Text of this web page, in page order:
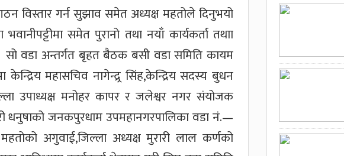
विस्तार गर्न सुझाव समेत अध्यक्ष महतोले दिनुभयो
समेत पुरानो तथा नयाँ कार्यकर्ता तथाा
वडा अन्तर्गत बृहत बैठक बसी वडा समिति कायम
महासचिव नागेन्द्र्र सिंह,केन्द्रिय सदस्य बुधन
उपाध्यक्ष मनोहर कापर र जलेश्वर नगर संयोजक
धनुषाको जनकपुरधाम उपमहानगरपालिका वडा नं.—
महतोको अगुवाई,जिल्ला अध्यक्ष मुरारी लाल कर्णको